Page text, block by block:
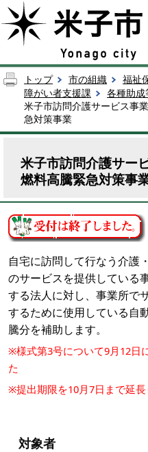
トップ 市の組織
福祉
障がい者支援課
各種助成
米子市訪問介護サービス事
急対策事業
米子市訪問介護サー
燃料高騰緊急対策事
自宅に訪問して行なう介護
のサービスを提供している
する法人に対し、事業所で
するために使用している自
騰分を補助します。
※様式第3号について9月12日
た
※提出期限を10月7日まで延長
対象者